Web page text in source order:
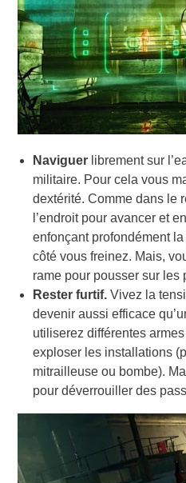
Naviguer librement sur
militaire. Pour cela vous
dextérité. Comme dans le
l’endroit pour avancer et
enfonçant profondément la
côté vous freinez. Mais,
rame pour pousser sur les
Rester furtif. Vivez la
devenir aussi efficace
utiliserez différentes
exploser les installations
mitrailleuse ou bombe).
pour déverrouiller des